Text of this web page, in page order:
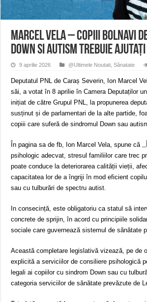
ANUNŢ OPRIRE APĂ în CARANSEBEȘ avarie
ANUNȚ OPRIRE APĂ în Reșița, cartier Țerova –
Marcel Vela – Copiii bolnavi
Down si autism trebuie
9 aprilie 2026 @Ultimele Noutati ,Sănatate
Deputatul PNL de Caraș Severin, Ion Marcel
săi, a votat în 8 aprilie în Camera Deputaților
inițiat de către Grupul PNL, la propunerea
susținut și de parlamentari de la alte partide,
copiii care suferă de sindromul Down sau
În pagina sa de fb, Ion Marcel Vela, spune că
psihologic adecvat, stresul familiilor care trec
poate conduce la deteriorarea calității vieții,
capacitatea lor de a îngriji în mod eficient
sau cu tulburări de spectru autist.
In consecință, este obligatoriu ca statul să
concrete de sprijin, în acord cu principiile
sociale care guvernează sistemul de sănătate
Această completare legislativă vizează, pe de
explicită a serviciilor de consiliere psihologică
legali ai copiilor cu sindrom Down sau cu
categoria serviciilor de sănătate prevăzute de